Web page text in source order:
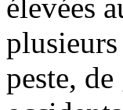
élevées
peste,